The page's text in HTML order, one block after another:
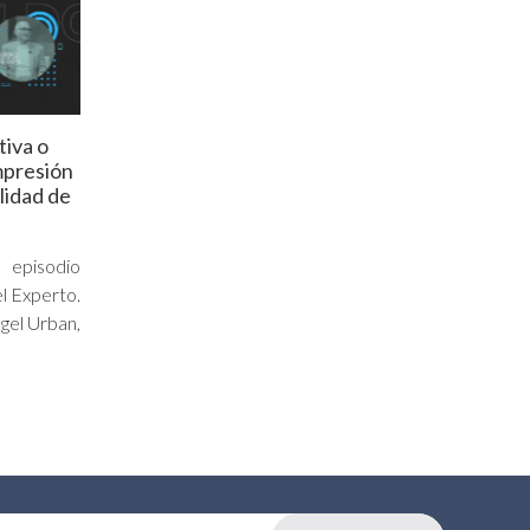
o
de
episodio
Experto.
Urban,